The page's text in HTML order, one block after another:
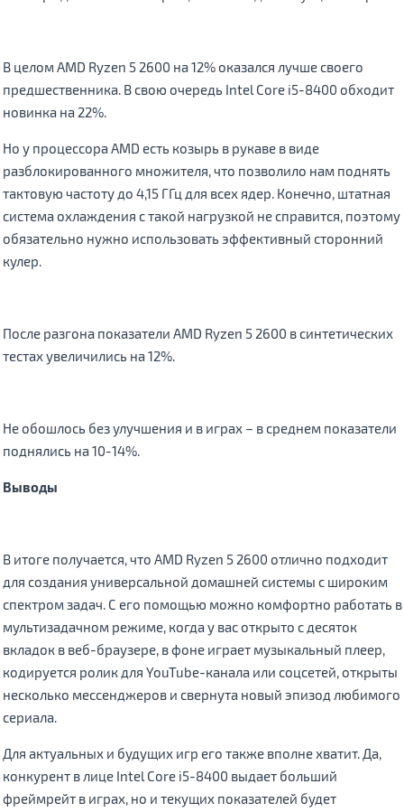
В целом AMD Ryzen 5 2600 на 12% оказался лучше своего
предшественника. В свою очередь Intel Core i5-8400 обходит
новинка на 22%.
Но у процессора AMD есть козырь в рукаве в виде
разблокированного множителя, что позволило нам поднять
тактовую частоту до 4,15 ГГц для всех ядер. Конечно, штатная
система охлаждения с такой нагрузкой не справится, поэтому
обязательно нужно использовать эффективный сторонний
кулер.
После разгона показатели AMD Ryzen 5 2600 в синтетических
тестах увеличились на 12%.
Не обошлось без улучшения и в играх – в среднем показатели
поднялись на 10-14%.
Выводы
В итоге получается, что AMD Ryzen 5 2600 отлично подходит
для создания универсальной домашней системы с широким
спектром задач. С его помощью можно комфортно работать в
мультизадачном режиме, когда у вас открыто с десяток
вкладок в веб-браузере, в фоне играет музыкальный плеер,
кодируется ролик для YouTube-канала или соцсетей, открыты
несколько мессенджеров и свернута новый эпизод любимого
сериала.
Для актуальных и будущих игр его также вполне хватит. Да,
конкурент в лице Intel Core i5-8400 выдает больший
фреймрейт в играх, но и текущих показателей будет